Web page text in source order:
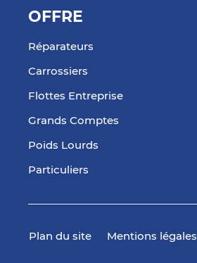
OFFRE
Réparateurs
Carrossiers
Flottes Entreprise
Grands Comptes
Poids Lourds
Particuliers
Plan du site Mentions légales